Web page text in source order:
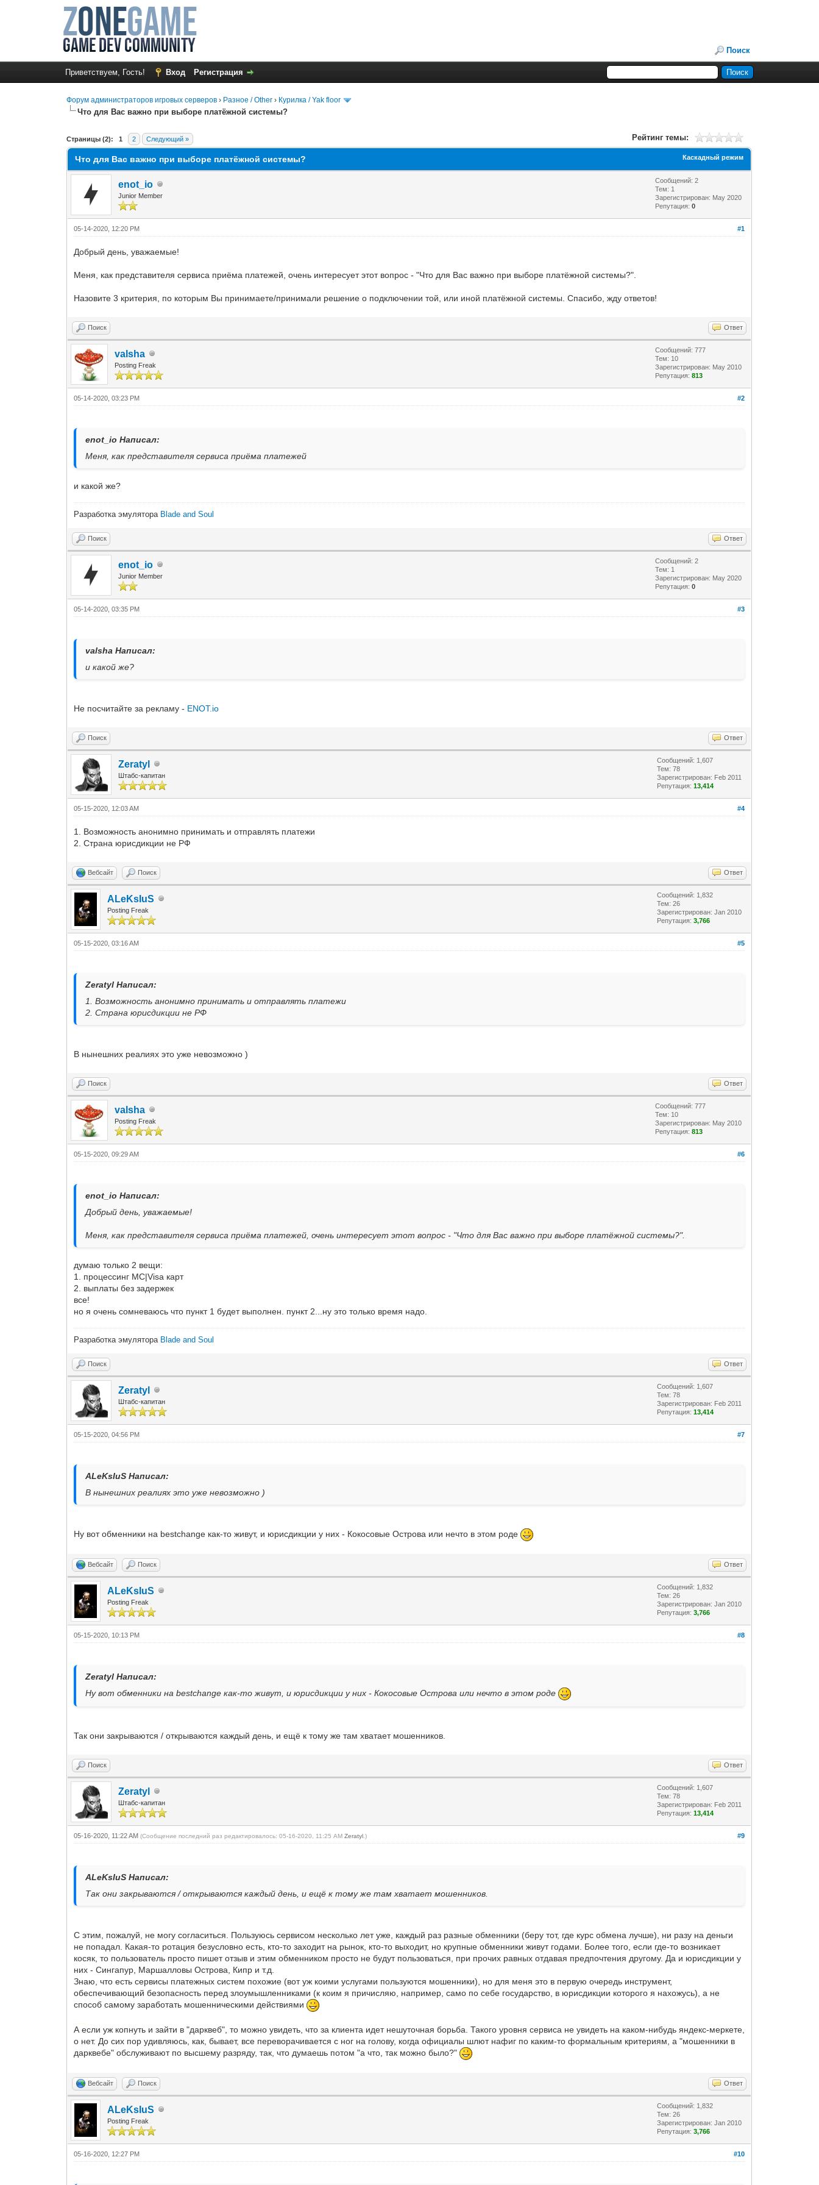
Поиск
Приветствуем, Гость! Вход Регистрация
Форум администраторов игровых серверов › Разное / Other › Курилка / Yak floor
Что для Вас важно при выборе платёжной системы?
Страницы (2): 1 2 Следующий » Рейтинг темы:
0 Голос(ов) - 0 в среднем
1
2
3
4
5
Каскадный режим
Что для Вас важно при выборе платёжной системы?
enot_io
Junior Member
Сообщений: 2
Тем: 1
Зарегистрирован: May 2020
Репутация:0
#1
05-14-2020, 12:20 PM
Добрый день, уважаемые!
Меня, как представителя сервиса приёма платежей, очень интересует этот вопрос - "Что для Вас важно при выборе платёжной системы?".
Назовите 3 критерия, по которым Вы принимаете/принимали решение о подключении той, или иной платёжной системы. Спасибо, жду ответов!
Поиск Ответ
valsha
Posting Freak
Сообщений: 777
Тем: 10
Зарегистрирован: May 2010
Репутация:813
#2
05-14-2020, 03:23 PM
enot_io Написал:
Меня, как представителя сервиса приёма платежей
и какой же?
Разработка эмулятора Blade and Soul
Поиск Ответ
enot_io
Junior Member
Сообщений: 2
Тем: 1
Зарегистрирован: May 2020
Репутация:0
#3
05-14-2020, 03:35 PM
valsha Написал:
и какой же?
Не посчитайте за рекламу - ENOT.io
Поиск Ответ
Zeratyl
Штабс-капитан
Сообщений: 1,607
Тем: 78
Зарегистрирован: Feb 2011
Репутация:13,414
#4
05-15-2020, 12:03 AM
1. Возможность анонимно принимать и отправлять платежи
2. Страна юрисдикции не РФ
Вебсайт Поиск Ответ
ALeKsIuS
Posting Freak
Сообщений: 1,832
Тем: 26
Зарегистрирован: Jan 2010
Репутация:3,766
#5
05-15-2020, 03:16 AM
Zeratyl Написал:
1. Возможность анонимно принимать и отправлять платежи
2. Страна юрисдикции не РФ
В нынешних реалиях это уже невозможно )
Поиск Ответ
valsha
Posting Freak
Сообщений: 777
Тем: 10
Зарегистрирован: May 2010
Репутация:813
#6
05-15-2020, 09:29 AM
enot_io Написал:
Добрый день, уважаемые!
Меня, как представителя сервиса приёма платежей, очень интересует этот вопрос - "Что для Вас важно при выборе платёжной системы?".
думаю только 2 вещи:
1. процессинг MC|Visa карт
2. выплаты без задержек
все!
но я очень сомневаюсь что пункт 1 будет выполнен. пункт 2...ну это только время надо.
Разработка эмулятора Blade and Soul
Поиск Ответ
Zeratyl
Штабс-капитан
Сообщений: 1,607
Тем: 78
Зарегистрирован: Feb 2011
Репутация:13,414
#7
05-15-2020, 04:56 PM
ALeKsIuS Написал:
В нынешних реалиях это уже невозможно )
Ну вот обменники на bestchange как-то живут, и юрисдикции у них - Кокосовые Острова или нечто в этом роде
Вебсайт Поиск Ответ
ALeKsIuS
Posting Freak
Сообщений: 1,832
Тем: 26
Зарегистрирован: Jan 2010
Репутация:3,766
#8
05-15-2020, 10:13 PM
Zeratyl Написал:
Ну вот обменники на bestchange как-то живут, и юрисдикции у них - Кокосовые Острова или нечто в этом роде
Так они закрываются / открываются каждый день, и ещё к тому же там хватает мошенников.
Поиск Ответ
Zeratyl
Штабс-капитан
Сообщений: 1,607
Тем: 78
Зарегистрирован: Feb 2011
Репутация:13,414
#9
05-16-2020, 11:22 AM(Сообщение последний раз редактировалось: 05-16-2020, 11:25 AMZeratyl .)
ALeKsIuS Написал:
Так они закрываются / открываются каждый день, и ещё к тому же там хватает мошенников.
С этим, пожалуй, не могу согласиться. Пользуюсь сервисом несколько лет уже, каждый раз разные обменники (беру тот, где курс обмена лучше), ни разу на деньги
не попадал. Какая-то ротация безусловно есть, кто-то заходит на рынок, кто-то выходит, но крупные обменники живут годами. Более того, если где-то возникает
косяк, то пользователь просто пишет отзыв и этим обменником просто не будут пользоваться, при прочих равных отдавая предпочтения другому. Да и юрисдикции у
них - Сингапур, Маршалловы Острова, Кипр и т.д.
Знаю, что есть сервисы платежных систем похожие (вот уж коими услугами пользуются мошенники), но для меня это в первую очередь инструмент,
обеспечивающий безопасность перед злоумышленниками (к коим я причисляю, например, само по себе государство, в юрисдикции которого я нахожусь), а не
способ самому заработать мошенническими действиями
А если уж копнуть и зайти в "дарквеб", то можно увидеть, что за клиента идет нешуточная борьба. Такого уровня сервиса не увидеть на каком-нибудь яндекс-меркете,
о нет. До сих пор удивляюсь, как, бывает, все переворачивается с ног на голову, когда официалы шлют нафиг по каким-то формальным критериям, а "мошенники в
дарквебе" обслуживают по высшему разряду, так, что думаешь потом "а что, так можно было?"
Вебсайт Поиск Ответ
ALeKsIuS
Posting Freak
Сообщений: 1,832
Тем: 26
Зарегистрирован: Jan 2010
Репутация:3,766
#10
05-16-2020, 12:27 PM